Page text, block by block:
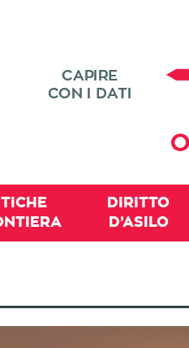
DIRITTO
D’ASILO